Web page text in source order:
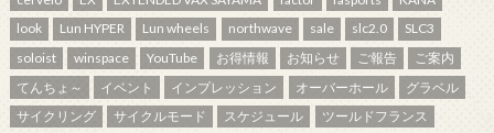
look
Lun HYPER Lun wheels northwave sale slc2.0
SLC3
soloist
winspace YouTube お得情報 お知らせ ご報告
ご案内
てんちょ～
イベント インプレッション オーバーホール
グラベル
サイクリング
サイクルモード スケジュール
ツールドフランス